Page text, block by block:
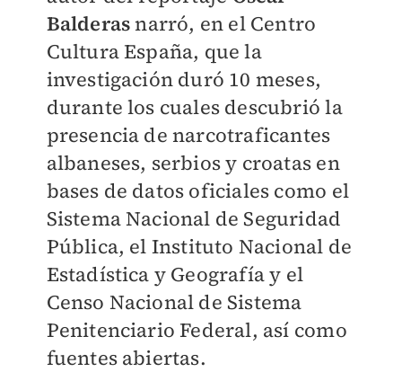
Balderasnarró, en el Centro
Cultura España, que la
investigación duró 10 meses,
durante los cuales descubrió la
presencia de narcotraficantes
albaneses, serbios y croatas en
bases de datos oficiales como el
Sistema Nacional de Seguridad
Pública, el Instituto Nacional de
Estadística y Geografía y el
Censo Nacional de Sistema
Penitenciario Federal, así como
fuentes abiertas.